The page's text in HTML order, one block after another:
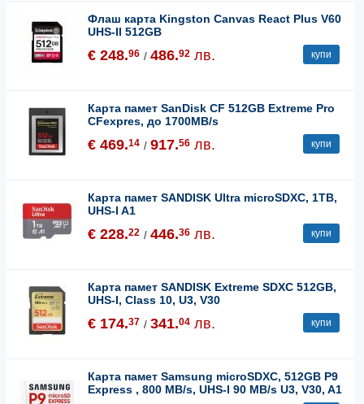
Флаш карта Kingston Canvas React Plus V60
UHS-II 512GB
€ 248.96 / 486.92 лв. купи
Карта памет SanDisk CF 512GB Extreme Pro
CFexpres, до 1700MB/s
€ 469.14 / 917.56 лв. купи
Карта памет SANDISK Ultra microSDXC, 1TB,
UHS-I A1
€ 228.22 / 446.36 лв. купи
Карта памет SANDISK Extreme SDXC 512GB,
UHS-I, Class 10, U3, V30
€ 174.37 / 341.04 лв. купи
Карта памет Samsung microSDXC, 512GB P9
Express , 800 MB/s, UHS-I 90 MB/s U3, V30, A1